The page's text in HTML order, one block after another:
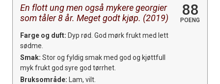
En flott ung men også mykere georgier
som tåler 8 år. Meget godt kjøp. (2019)
88
POENG
Farge og duft: Dyp rød. God mørk frukt med lett
sødme.
Smak: Stor og fyldig smak med god og kjøttfull
myk frukt god syre god tørrhet.
Bruksområde: Lam, vilt.